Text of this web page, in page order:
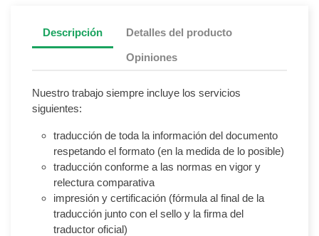
Descripción Detalles del producto
Opiniones
Nuestro trabajo siempre incluye los servicios
siguientes:
traducción de toda la información del documento
respetando el formato (en la medida de lo posible)
traducción conforme a las normas en vigor y
relectura comparativa
impresión y certificación (fórmula al final de la
traducción junto con el sello y la firma del
traductor oficial)